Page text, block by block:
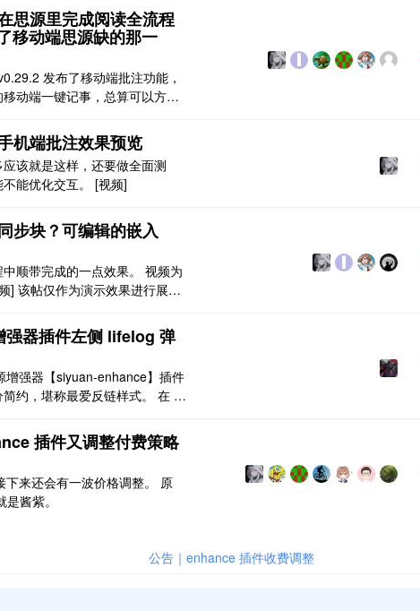
节先导版本，祝大家圣诞节快
思源里完成阅读全流程
移动端思源缺的那一
发布了移动端批注功能，
动端一键记事，总算可以方便
机端批注效果预览
该就是这样，还要做全面测
能优化交互。 [视频]
步块？可编辑的嵌入
顺带完成的一点效果。 视频为
] 该帖仅作为演示效果进行展
器插件左侧 lifelog 弹
增强器【siyuan-enhance】插件
约，堪称最爱反链样式。 在 d
，且不知道怎么在插件设置
主题中又因为高度不一致，会
择将其关闭。 以下为文件位置
插件又调整付费策略
下来还会有一波价格调整。 原
酱紫。
公告｜enhance 插件收费调整